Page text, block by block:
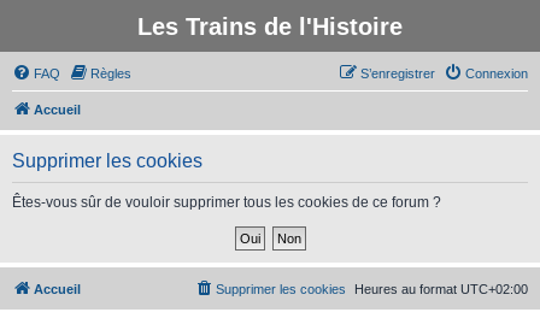
Les Trains de l'Histoire
FAQ Règles Connexion
S’enregistrer
Accueil
Supprimer les cookies
Êtes-vous sûr de vouloir supprimer tous les cookies de ce forum ?
Accueil Heures au format UTC+02:00
Supprimer les cookies